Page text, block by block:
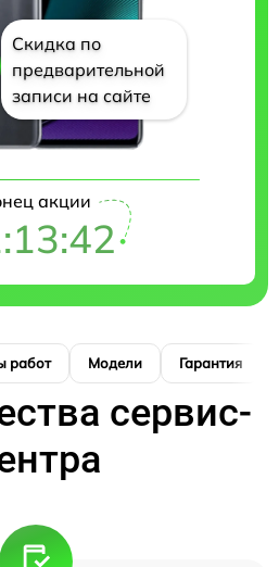
Скидка по
предварительной
записи на сайте
акции
работ Модели Гарантия
сервис-